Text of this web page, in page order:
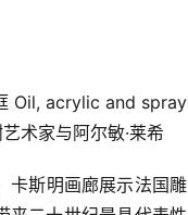
Oil, acrylic and spray
术家与阿尔敏·莱希
卡斯明画廊展示法国雕